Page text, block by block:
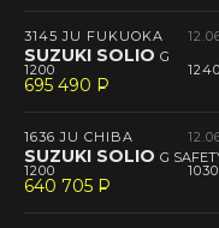
3145 JU FUKUOKA
SUZUKI SOLIO G
1200
695 490 P
--
1636 JU CHIBA
SUZUKI SOLIO G
1200
640 705 P
--